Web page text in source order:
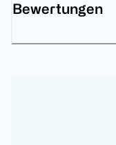
Bewertungen